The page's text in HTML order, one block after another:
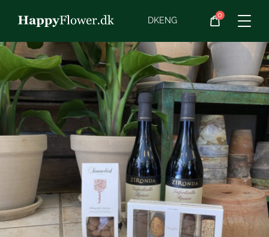
Blomster
Blomster­abonnement
Begravelse
Planter
Gaveideer
Chokolade
DKENG
0